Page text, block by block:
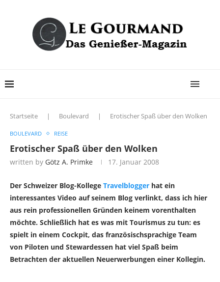
Startseite | Boulevard | Erotischer Spaß über den Wolken
BOULEVARD REISE
Erotischer Spaß über den Wolken
written by Götz A. Primke 17. Januar 2008
Der Schweizer Blog-Kollege Travelblogger hat ein
interessantes Video auf seinem Blog verlinkt, dass ich hier
aus rein professionellen Gründen keinem vorenthalten
möchte. Schließlich hat es was mit Tourismus zu tun: es
spielt in einem Cockpit, das französischsprachige Team
von Piloten und Stewardessen hat viel Spaß beim
Betrachten der aktuellen Neuerwerbungen einer Kollegin.